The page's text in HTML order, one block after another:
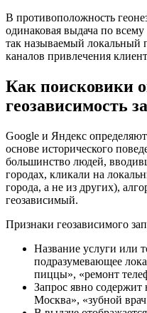
В противоположность
одинаковая выдача по
так называемый
каналов привлечения
Как поисковики
геозависимость
Google и Яндекс определяют
основе исторического
большинство людей,
городах, кликали на
города, а не из других),
геозависимый.
Признаки геозависимого
Название услуги или
подразумевающее
пиццы», «ремонт
Запрос явно содержит
Москва», «зубной